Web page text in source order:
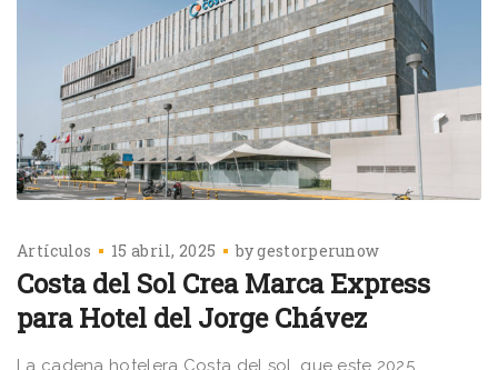
Artículos 15 abril, 2025 bygestorperunow
Costa del Sol Crea Marca Express
para Hotel del Jorge Chávez